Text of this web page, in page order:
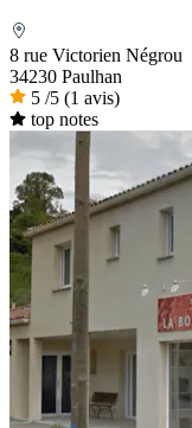
8 rue Victorien Négrou
34230 Paulhan
5 /5 (1 avis)
top notes